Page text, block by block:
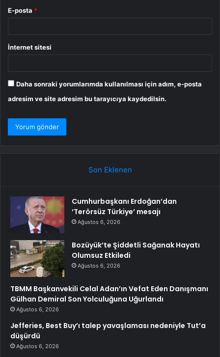
E-posta *
İnternet sitesi
Daha sonraki yorumlarımda kullanılması için adım, e-posta
adresim ve site adresim bu tarayıcıya kaydedilsin.
Son Eklenen
Cumhurbaşkanı Erdoğan’dan
‘Terörsüz Türkiye’ mesajı
Ağustos 6, 2026
Bozüyük’te Şiddetli Sağanak Hayatı
Olumsuz Etkiledi
Ağustos 6, 2026
TBMM Başkanvekili Celal Adan’ın Vefat Eden Danışmanı
Gülhan Demiral Son Yolculuğuna Uğurlandı
Ağustos 6, 2026
Jefferies, Best Buy’ı talep yavaşlaması nedeniyle Tut’a
düşürdü
Ağustos 6, 2026